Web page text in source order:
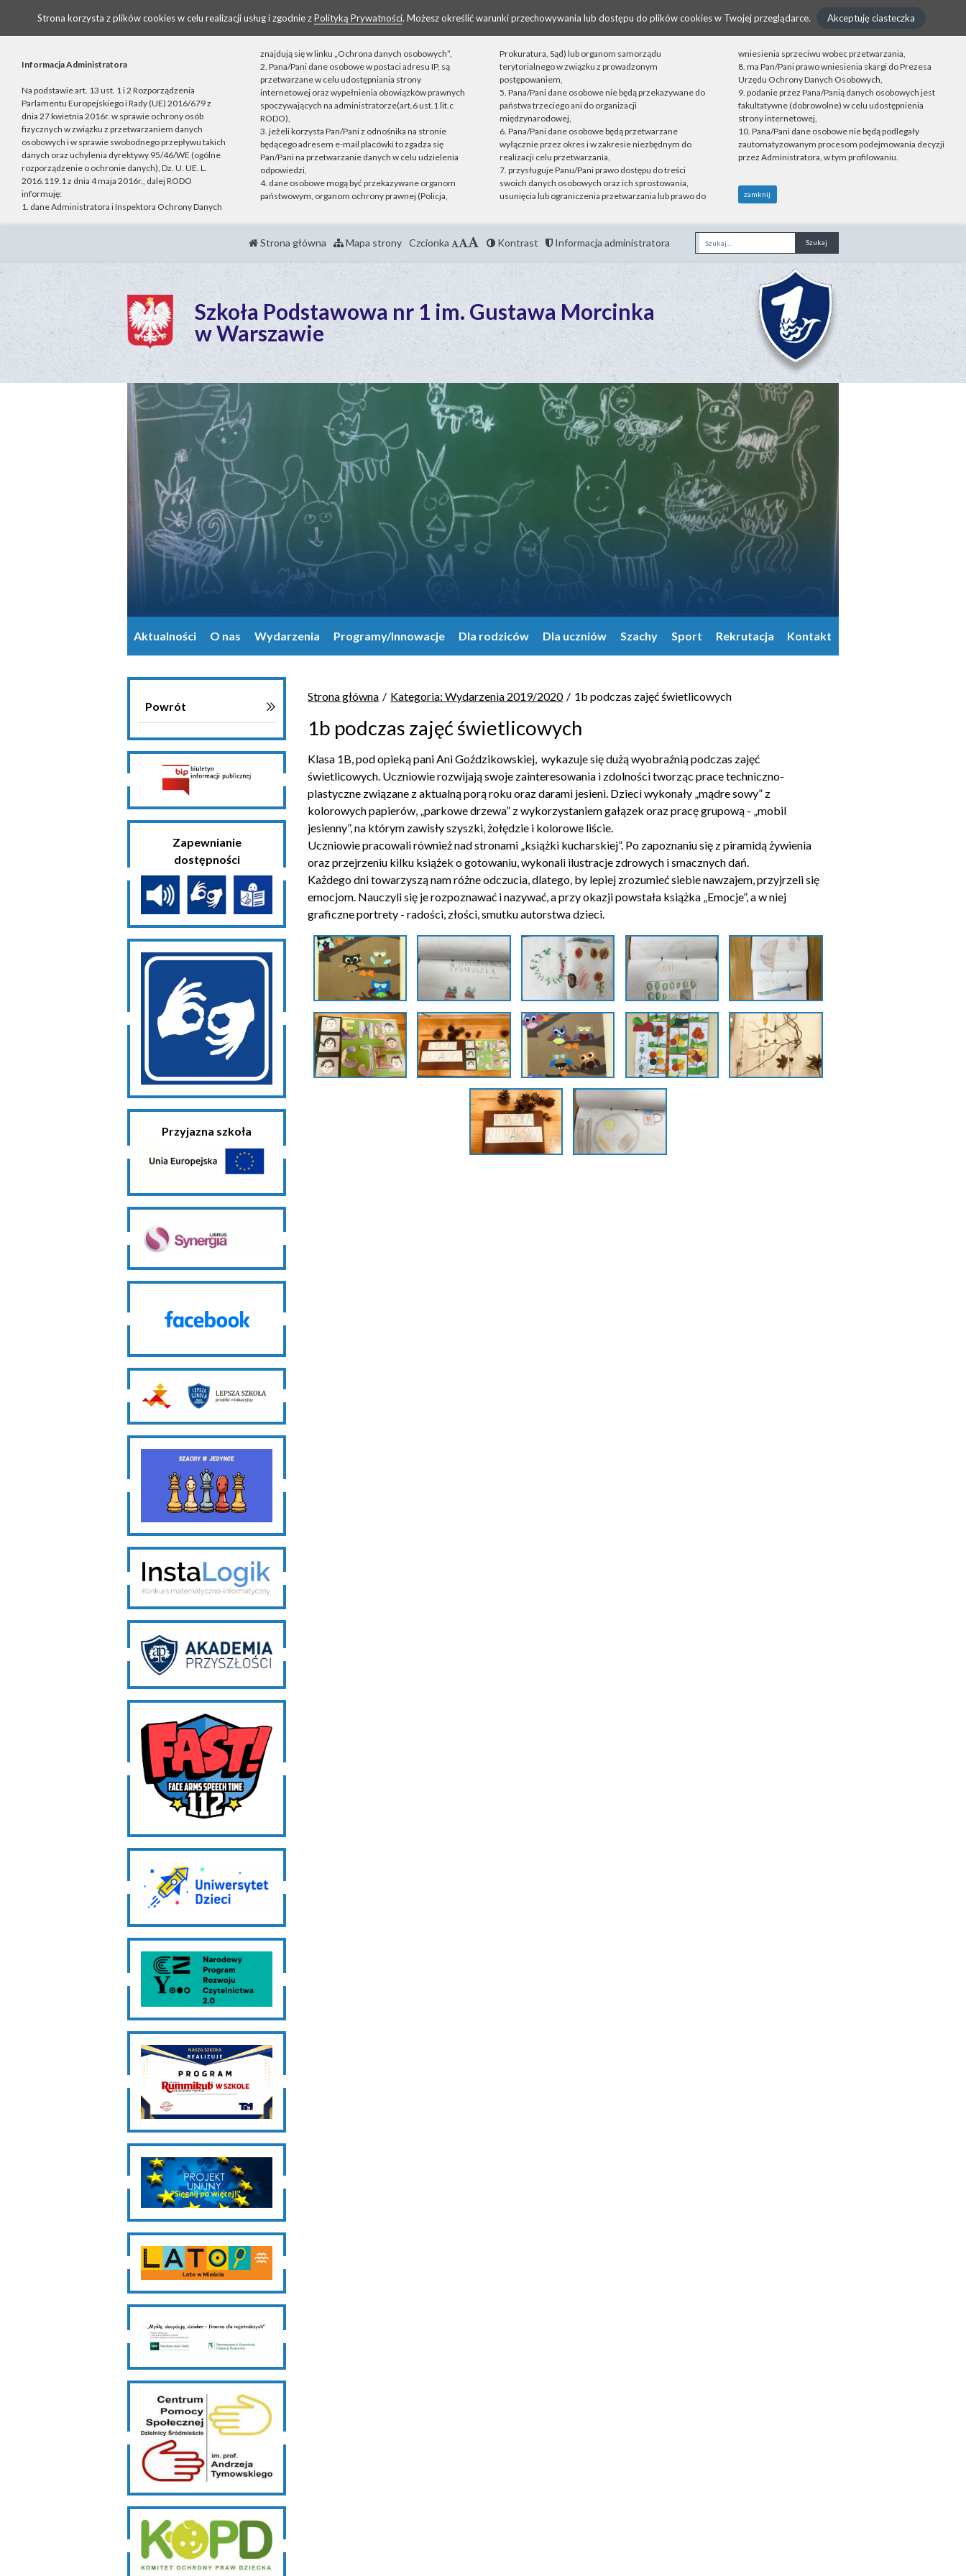
Strona korzysta z plików cookies w celu realizacji usług i zgodnie zPolityką Prywatności. Możesz określić warunki przechowywania lub dostępu do plików cookies w Twojej przeglądarce. Akceptuję ciasteczka
Informacja Administratora
Na podstawie art. 13 ust. 1 i 2 Rozporządzenia
Parlamentu Europejskiego i Rady (UE) 2016/679 z
dnia 27 kwietnia 2016r. w sprawie ochrony osób
fizycznych w związku z przetwarzaniem danych
osobowych i w sprawie swobodnego przepływu takich
danych oraz uchylenia dyrektywy 95/46/WE (ogólne
rozporządzenie o ochronie danych), Dz. U. UE. L.
2016.119.1 z dnia 4 maja 2016r., dalej RODO
informuję:
1. dane Administratora i Inspektora Ochrony Danych
znajdują się w linku „Ochrona danych osobowych”,
2. Pana/Pani dane osobowe w postaci adresu IP, są
przetwarzane w celu udostępniania strony
internetowej oraz wypełnienia obowiązków prawnych
spoczywających na administratorze(art.6 ust.1 lit.c
RODO),
3. jeżeli korzysta Pan/Pani z odnośnika na stronie
będącego adresem e-mail placówki to zgadza się
Pan/Pani na przetwarzanie danych w celu udzielenia
odpowiedzi,
4. dane osobowe mogą być przekazywane organom
państwowym, organom ochrony prawnej (Policja,
Prokuratura, Sąd) lub organom samorządu
terytorialnego w związku z prowadzonym
postępowaniem,
5. Pana/Pani dane osobowe nie będą przekazywane do
państwa trzeciego ani do organizacji
międzynarodowej,
6. Pana/Pani dane osobowe będą przetwarzane
wyłącznie przez okres i w zakresie niezbędnym do
realizacji celu przetwarzania,
7. przysługuje Panu/Pani prawo dostępu do treści
swoich danych osobowych oraz ich sprostowania,
usunięcia lub ograniczenia przetwarzania lub prawo do
wniesienia sprzeciwu wobec przetwarzania,
8. ma Pan/Pani prawo wniesienia skargi do Prezesa
Urzędu Ochrony Danych Osobowych,
9. podanie przez Pana/Panią danych osobowych jest
fakultatywne (dobrowolne) w celu udostępnienia
strony internetowej,
10. Pana/Pani dane osobowe nie będą podlegały
zautomatyzowanym procesom podejmowania decyzji
przez Administratora, w tym profilowaniu.
zamknij
Strona główna Mapa strony Czcionka Kontrast Informacja administratora
Fraza
Szkoła Podstawowa nr 1 im. Gustawa Morcinka
w Warszawie
Aktualności O nas Wydarzenia Programy/Innowacje Dla rodziców Dla uczniów Szachy Sport Rekrutacja Kontakt
Strona główna Kategoria: Wydarzenia 2019/2020 1b podczas zajęć świetlicowych
1b podczas zajęć świetlicowych
Klasa 1B, pod opieką pani Ani Goździkowskiej, wykazuje się dużą wyobraźnią podczas zajęć
świetlicowych. Uczniowie rozwijają swoje zainteresowania i zdolności tworząc prace techniczno-
plastyczne związane z aktualną porą roku oraz darami jesieni. Dzieci wykonały „mądre sowy” z
kolorowych papierów, „parkowe drzewa” z wykorzystaniem gałązek oraz pracę grupową - „mobil
jesienny”, na którym zawisły szyszki, żołędzie i kolorowe liście.
Uczniowie pracowali również nad stronami „książki kucharskiej”. Po zapoznaniu się z piramidą żywienia
oraz przejrzeniu kilku książek o gotowaniu, wykonali ilustracje zdrowych i smacznych dań.
Każdego dni towarzyszą nam różne odczucia, dlatego, by lepiej zrozumieć siebie nawzajem, przyjrzeli się
emocjom. Nauczyli się je rozpoznawać i nazywać, a przy okazji powstała książka „Emocje”, a w niej
graficzne portrety - radości, złości, smutku autorstwa dzieci.
Powrót
Zapewnianie
dostępności
Przyjazna szkoła